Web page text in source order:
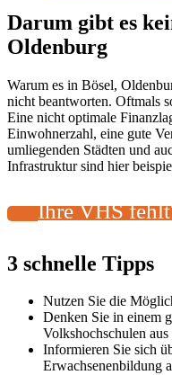
Darum gibt es
Oldenburg
Warum es in Bösel,
nicht beantworten. Oftmals
Eine nicht optimale
Einwohnerzahl, eine gute
umliegenden Städten und
Infrastruktur sind hier
Ihre VHS
3 schnelle Tipps
Nutzen Sie die
Denken Sie in einem
Volkshochschulen
Informieren Sie sich
Erwachsenenbildung